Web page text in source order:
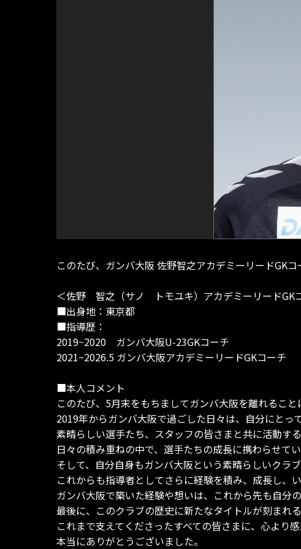
このたび、ガンバ大阪 佐野智之アカデミーリードGK
＜佐野 智之（サノ トモユキ）アカデミーリードGK
■出身地：東京都
■指導歴：
2019~2020 ガンバ大阪U-23GKコーチ
2021~2026.5 ガンバ大阪アカデミーリードGKコーチ
■本人コメント
このたび、5月末をもちましてガンバ大阪を離れること
2019年からガンバ大阪で過ごした日々は、自分にとっ
素晴らしい選手たち、スタッフの皆さまと共に活動す
日々の積み重ねの中で、選手たちの成長に携わらせて
そして、自分自身もガンバ大阪という素晴らしいクラ
これからも指導者としてさらに経験を積み、成長し、
ガンバ大阪で築いた経験や想いは、これから先も自分
最後に、このクラブの歴史に新たなタイトルが刻まれ
これまで支えてくださったすべての皆さまに、心より感
本当にありがとうございました。